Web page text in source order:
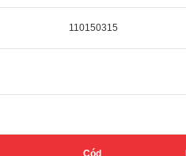
110150315
Cód